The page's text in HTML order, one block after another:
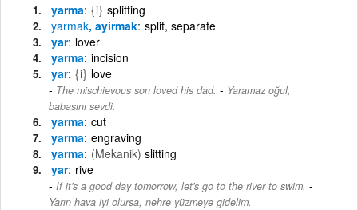
yarma {i} splitting
yarmak, ayirmak split, separate
yar lover
yarma incision
yar {i} love
The mischievous son loved his dad. - Yaramaz oğul,
babasını sevdi.
yarma cut
yarma engraving
yarma (Mekanik) slitting
yar rive
If it's a good day tomorrow, let's go to the river to swim. -
Yarın hava iyi olursa, nehre yüzmeye gidelim.